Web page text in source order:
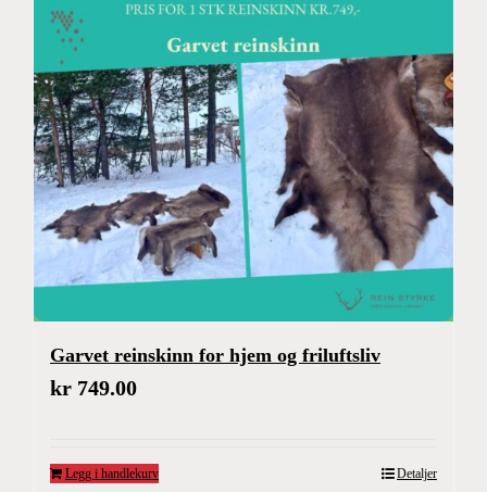
Garvet reinskinn for hjem og friluftsliv
kr 749.00
Legg i handlekurv Detaljer